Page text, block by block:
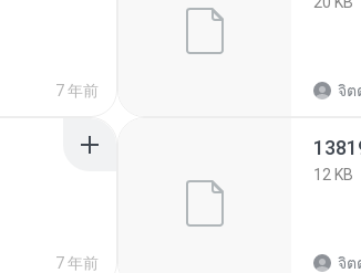
7 年前 จิต
7 年前
12 KB
จิต